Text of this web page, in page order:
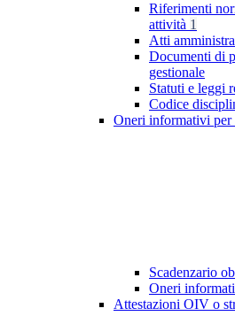
Riferimenti
attività 1
Atti
Documenti di
gestionale
Statuti e leggi
Codice
Oneri informativi per
Scadenzario
Oneri
Attestazioni OIV o